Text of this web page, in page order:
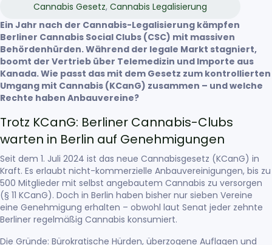
Cannabis Gesetz, Cannabis Legalisierung
Ein Jahr nach der Cannabis-Legalisierung kämpfen
Berliner Cannabis Social Clubs (CSC) mit massiven
Behördenhürden. Während der legale Markt stagniert,
boomt der Vertrieb über Telemedizin und Importe aus
Kanada. Wie passt das mit dem Gesetz zum kontrollierten
Umgang mit Cannabis (KCanG) zusammen – und welche
Rechte haben Anbauvereine?
Trotz KCanG: Berliner Cannabis-Clubs
warten in Berlin auf Genehmigungen
Seit dem 1. Juli 2024 ist das neue Cannabisgesetz (KCanG) in
Kraft. Es erlaubt nicht-kommerzielle Anbauvereinigungen, bis zu
500 Mitglieder mit selbst angebautem Cannabis zu versorgen
(§ 11 KCanG). Doch in Berlin haben bisher nur sieben Vereine
eine Genehmigung erhalten – obwohl laut Senat jeder zehnte
Berliner regelmäßig Cannabis konsumiert.
Die Gründe: Bürokratische Hürden, überzogene Auflagen und